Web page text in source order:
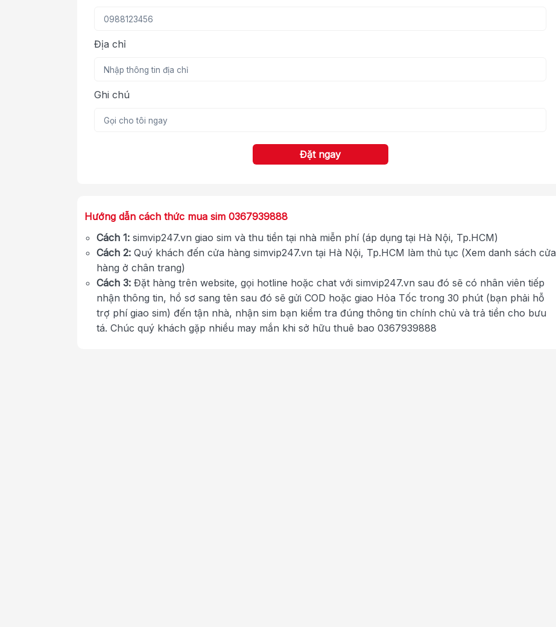
Địa chỉ
Ghi chú
Đặt ngay
Hướng dẫn cách thức mua sim 0367939888
Cách 1: simvip247.vn giao sim và thu tiền tại nhà miễn phí (áp dụng tại Hà Nội, Tp.HCM)
Cách 2: Quý khách đến cửa hàng simvip247.vn tại Hà Nội, Tp.HCM làm thủ tục (Xem danh sách cửa
hàng ở chân trang)
Cách 3: Đặt hàng trên website, gọi hotline hoặc chat với simvip247.vn sau đó sẽ có nhân viên tiếp
nhận thông tin, hồ sơ sang tên sau đó sẽ gửi COD hoặc giao Hỏa Tốc trong 30 phút (bạn phải hỗ
trợ phí giao sim) đến tận nhà, nhận sim bạn kiểm tra đúng thông tin chính chủ và trả tiền cho bưu
tá. Chúc quý khách gặp nhiều may mắn khi sở hữu thuê bao 0367939888